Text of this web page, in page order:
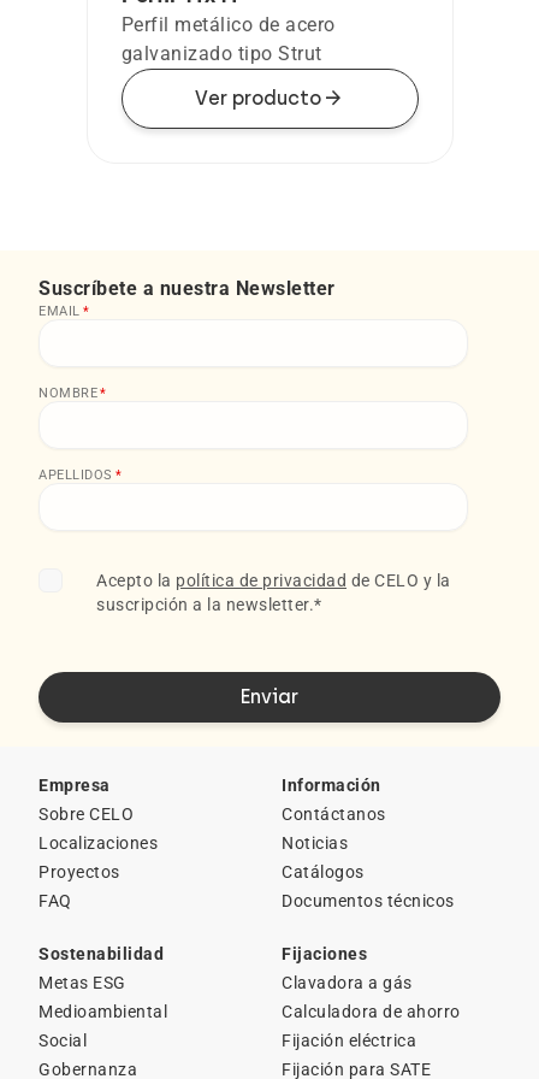
Perfil metálico de acero
galvanizado tipo Strut
Ver productoarrow_forward
Suscríbete a nuestra Newsletter
EMAIL *
NOMBRE*
APELLIDOS *
Acepto la política de privacidad de CELO y la
suscripción a la newsletter.*
Empresa
Sobre CELO
Localizaciones
Proyectos
FAQ
Información
Contáctanos
Noticias
Catálogos
Documentos técnicos
Sostenabilidad
Metas ESG
Medioambiental
Social
Gobernanza
Fijaciones
Clavadora a gás
Calculadora de ahorro
Fijación eléctrica
Fijación para SATE